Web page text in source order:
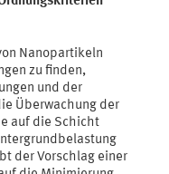
Nanopartikeln
zu finden,
und der
Überwachung der
auf die Schicht
der Vorschlag einer